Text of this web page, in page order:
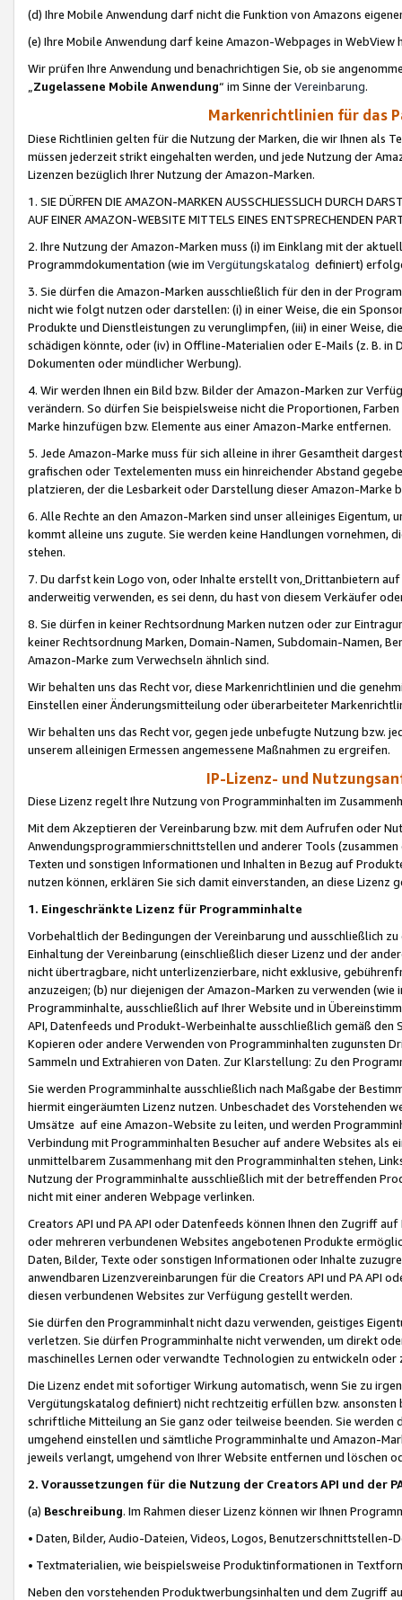
(d) Ihre Mobile Anwendung darf nicht die Funktion von Amazons
(e) Ihre Mobile Anwendung darf keine Amazon-Webpages in WebView
Wir prüfen Ihre Anwendung und benachrichtigen Sie, ob sie
„Zugelassene Mobile Anwendung“ im Sinne derVereinbarung.
Markenrichtlinien für das
Diese Richtlinien gelten für die Nutzung der Marken, die wir Ihnen als
müssen jederzeit strikt eingehalten werden, und jede Nutzung der
Lizenzen bezüglich Ihrer Nutzung der Amazon-Marken.
1. SIE DÜRFEN DIE AMAZON-MARKEN AUSSCHLIESSLICH DURCH
AUF EINER AMAZON-WEBSITE MITTELS EINES ENTSPRECHENDEN
2. Ihre Nutzung der Amazon-Marken muss (i) im Einklang mit der
Programmdokumentation (wie im Vergütungskatalog definiert)
3. Sie dürfen die Amazon-Marken ausschließlich für den in der
nicht wie folgt nutzen oder darstellen: (i) in einer Weise, die ein
Produkte und Dienstleistungen zu verunglimpfen, (iii) in einer Weise,
schädigen könnte, oder (iv) in Offline-Materialien oder E-Mails (z. B. in
Dokumenten oder mündlicher Werbung).
4. Wir werden Ihnen ein Bild bzw. Bilder der Amazon-Marken zur
verändern. So dürfen Sie beispielsweise nicht die Proportionen,
Marke hinzufügen bzw. Elemente aus einer Amazon-Marke entfernen.
5. Jede Amazon-Marke muss für sich alleine in ihrer Gesamtheit
grafischen oder Textelementen muss ein hinreichender Abstand
platzieren, der die Lesbarkeit oder Darstellung dieser Amazon-Marke
6. Alle Rechte an den Amazon-Marken sind unser alleiniges
kommt alleine uns zugute. Sie werden keine Handlungen vornehmen,
stehen.
7. Du darfst kein Logo von, oder Inhalte erstellt von,Drittanbietern auf
anderweitig verwenden, es sei denn, du hast von diesem Verkäufer
8. Sie dürfen in keiner Rechtsordnung Marken nutzen oder zur
keiner Rechtsordnung Marken, Domain-Namen, Subdomain-Namen,
Amazon-Marke zum Verwechseln ähnlich sind.
Wir behalten uns das Recht vor, diese Markenrichtlinien und die
Einstellen einer Änderungsmitteilung oder überarbeiteter
Wir behalten uns das Recht vor, gegen jede unbefugte Nutzung bzw.
unserem alleinigen Ermessen angemessene Maßnahmen zu ergreifen.
IP-Lizenz- und
Diese Lizenz regelt Ihre Nutzung von Programminhalten im
Mit dem Akzeptieren der Vereinbarung bzw. mit dem Aufrufen oder
Anwendungsprogrammierschnittstellen und anderer Tools (zusammen
Texten und sonstigen Informationen und Inhalten in Bezug auf
nutzen können, erklären Sie sich damit einverstanden, an diese Lizenz
1. Eingeschränkte Lizenz für Programminhalte
Vorbehaltlich der Bedingungen der Vereinbarung und ausschließlich
Einhaltung der Vereinbarung (einschließlich dieser Lizenz und der
nicht übertragbare, nicht unterlizenzierbare, nicht exklusive,
anzuzeigen; (b) nur diejenigen der Amazon-Marken zu verwenden
Programminhalte, ausschließlich auf Ihrer Website und in
API, Datenfeeds und Produkt-Werbeinhalte ausschließlich gemäß
Kopieren oder andere Verwenden von Programminhalten zugunsten
Sammeln und Extrahieren von Daten. Zur Klarstellung: Zu den
Sie werden Programminhalte ausschließlich nach Maßgabe der
hiermit eingeräumten Lizenz nutzen. Unbeschadet des Vorstehenden
Umsätze auf eine Amazon-Website zu leiten, und werden
Verbindung mit Programminhalten Besucher auf andere Websites als
unmittelbarem Zusammenhang mit den Programminhalten stehen,
Nutzung der Programminhalte ausschließlich mit der betreffenden
nicht mit einer anderen Webpage verlinken.
Creators API und PA API oder Datenfeeds können Ihnen den Zugriff
oder mehreren verbundenen Websites angebotenen Produkte
Daten, Bilder, Texte oder sonstigen Informationen oder Inhalte
anwendbaren Lizenzvereinbarungen für die Creators API und PA API
diesen verbundenen Websites zur Verfügung gestellt werden.
Sie dürfen den Programminhalt nicht dazu verwenden, geistiges
verletzen. Sie dürfen Programminhalte nicht verwenden, um direkt
maschinelles Lernen oder verwandte Technologien zu entwickeln
Die Lizenz endet mit sofortiger Wirkung automatisch, wenn Sie zu
Vergütungskatalog definiert) nicht rechtzeitig erfüllen bzw. ansonsten
schriftliche Mitteilung an Sie ganz oder teilweise beenden. Sie werden
umgehend einstellen und sämtliche Programminhalte und Amazon-
jeweils verlangt, umgehend von Ihrer Website entfernen und löschen
2. Voraussetzungen für die Nutzung der Creators API und der
(a) Beschreibung. Im Rahmen dieser Lizenz können wir Ihnen
• Daten, Bilder, Audio-Dateien, Videos, Logos, Benutzerschnittstellen-
• Textmaterialien, wie beispielsweise Produktinformationen in
Neben den vorstehenden Produktwerbungsinhalten und dem Zugriff